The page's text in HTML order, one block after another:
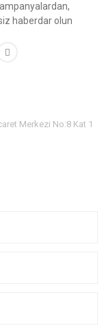
haberdar olun
Merkezi No:8 Kat 1